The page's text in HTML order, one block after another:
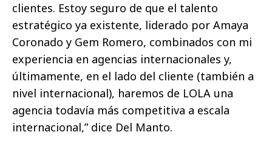
clientes. Estoy seguro de que el talento
estratégico ya existente, liderado por Amaya
Coronado y Gem Romero, combinados con mi
experiencia en agencias internacionales y,
últimamente, en el lado del cliente (también a
nivel internacional), haremos de LOLA una
agencia todavía más competitiva a escala
internacional,” dice Del Manto.